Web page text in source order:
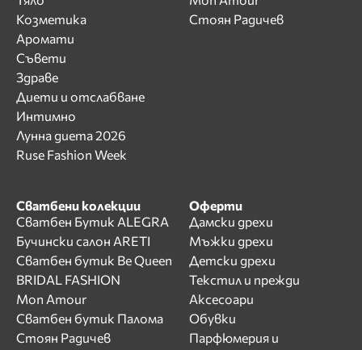
Козметика
Аромати
Съвети
Здраве
Диети и отслабване
Интимно
Лунна диета 2026
Ruse Fashion Week
Стоян Радичев
Сватбени колекции
Сватбен Бутик ALEGRA
Бучински салон ARETI
Сватбен бутик Be Queen
BRIDAL FASHION
Mon Amour
Сватбен бутик Палома
Стоян Радичев
Оферти
Дамски дрехи
Мъжки дрехи
Детски дрехи
Текстил и прежди
Аксесоари
Обувки
Парфюмерия и